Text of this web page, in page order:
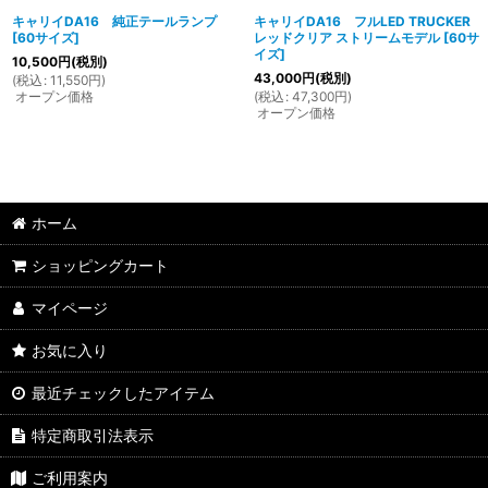
キャリイDA16 純正テールランプ
[60サイズ]
10,500円(税別)
(税込 : 11,550円)
オープン価格
キャリイDA16 フルLED TRUCKER
レッドクリア ストリームモデル [60サ
イズ]
43,000円(税別)
(税込 : 47,300円)
オープン価格
ホーム
ショッピングカート
マイページ
お気に入り
最近チェックしたアイテム
特定商取引法表示
ご利用案内